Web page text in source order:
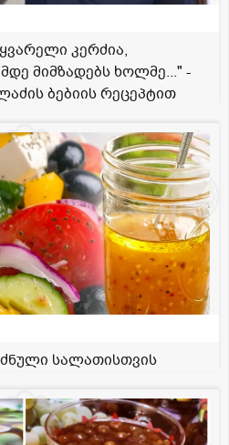
კერძია,
მიმზადებს ხოლმე..." -
ბებიის რეცეპტით
სალათისთვის